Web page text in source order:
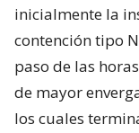
inicialmente la
contención tipo
paso de las
de mayor
los cuales